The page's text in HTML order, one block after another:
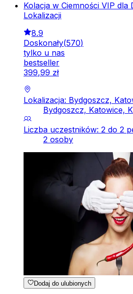
Kolacja w Ciemności VIP dla
Lokalizacji
8.9
Doskonały(570)
tylko u nas
bestseller
399,99 zł
Lokalizacja: Bydgoszcz,
Bydgoszcz, Katowice,
Liczba uczestników: 2 do 2
2 osoby
Dodaj do ulubionych